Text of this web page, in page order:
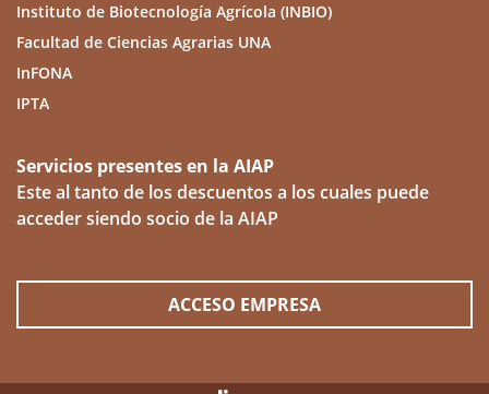
Instituto de Biotecnología Agrícola (INBIO)
Facultad de Ciencias Agrarias UNA
InFONA
IPTA
Servicios presentes en la AIAP
Este al tanto de los descuentos a los cuales puede
acceder siendo socio de la AIAP
ACCESO EMPRESA